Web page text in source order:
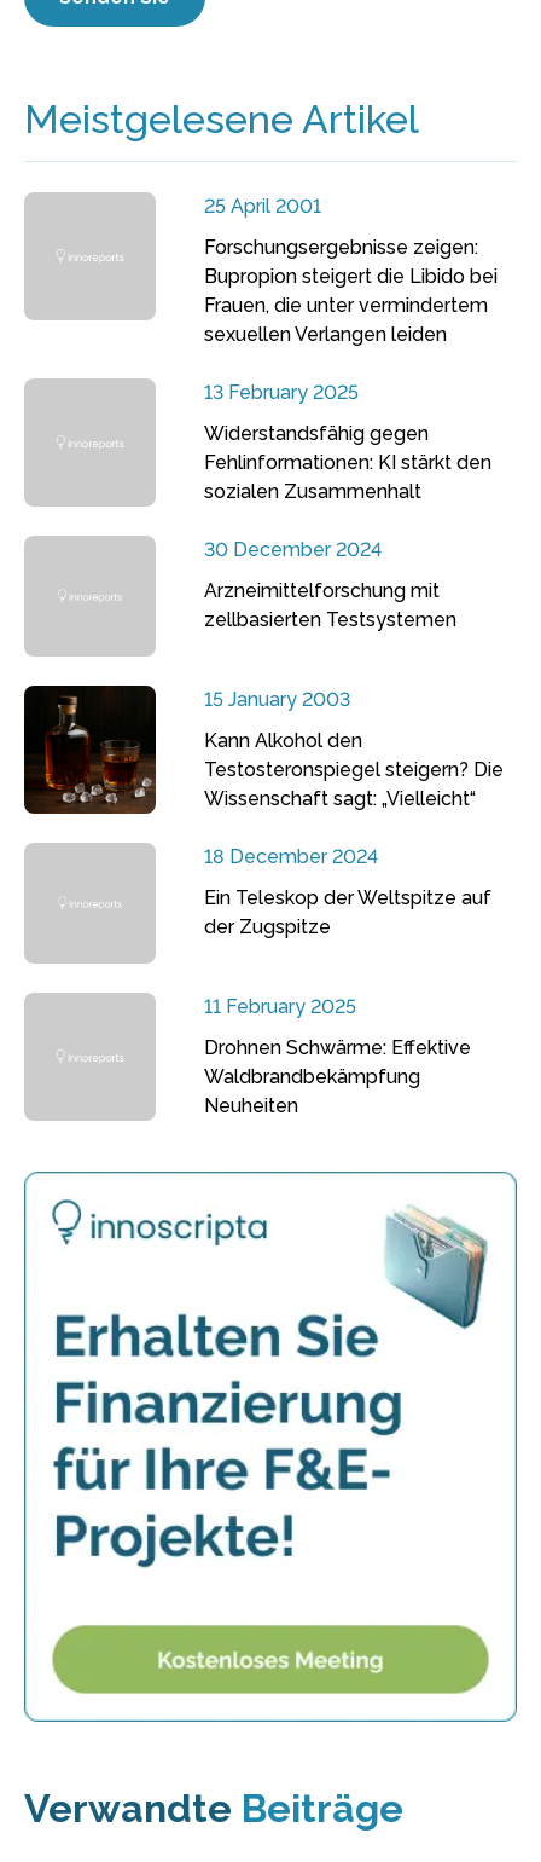
Meistgelesene Artikel
25 April 2001
Forschungsergebnisse zeigen:
Bupropion steigert die Libido bei
Frauen, die unter vermindertem
sexuellen Verlangen leiden
13 February 2025
Widerstandsfähig gegen
Fehlinformationen: KI stärkt den
sozialen Zusammenhalt
30 December 2024
Arzneimittelforschung mit
zellbasierten Testsystemen
15 January 2003
Kann Alkohol den
Testosteronspiegel steigern? Die
Wissenschaft sagt: „Vielleicht“
18 December 2024
Ein Teleskop der Weltspitze auf
der Zugspitze
11 February 2025
Drohnen Schwärme: Effektive
Waldbrandbekämpfung
Neuheiten
Verwandte Beiträge